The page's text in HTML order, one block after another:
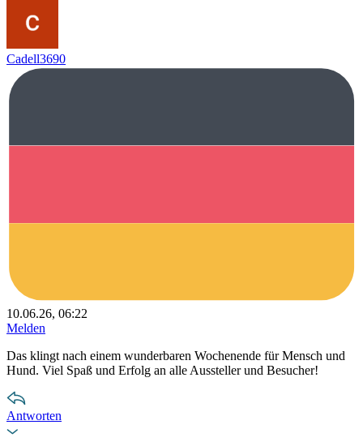
Cadell3690
10.06.26, 06:22
Melden
Das klingt nach einem wunderbaren Wochenende für Mensch und
Hund. Viel Spaß und Erfolg an alle Aussteller und Besucher!
Antworten